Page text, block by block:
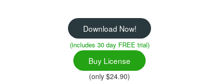
Download Now!
(includes 30 day FREE trial)
Buy License
(only $24.90)